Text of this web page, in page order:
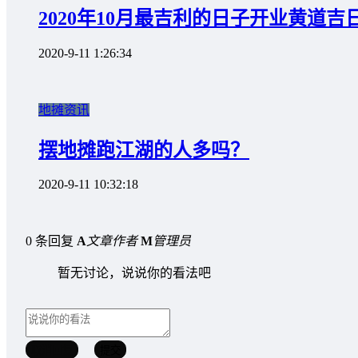
2020年10月最吉利的日子开业黄道吉
2020-9-11 1:26:34
地摊资讯
摆地摊跑江湖的人多吗？
2020-9-11 10:32:18
0 条回复 A文章作者 M管理员
暂无讨论，说说你的看法吧